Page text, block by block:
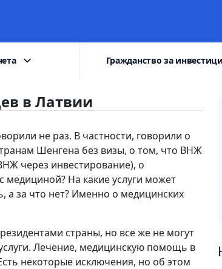
Гражданство за
в Латвии
не раз. В частности, говорили о
Шенгена без визы, о том, что ВНЖ
через инвестирование), о
медициной? На какие услуги может
а за что нет? Именно о медицинских
страны, но все же не могут
Лечение, медицинскую помощь в
некоторые исключения, но об этом